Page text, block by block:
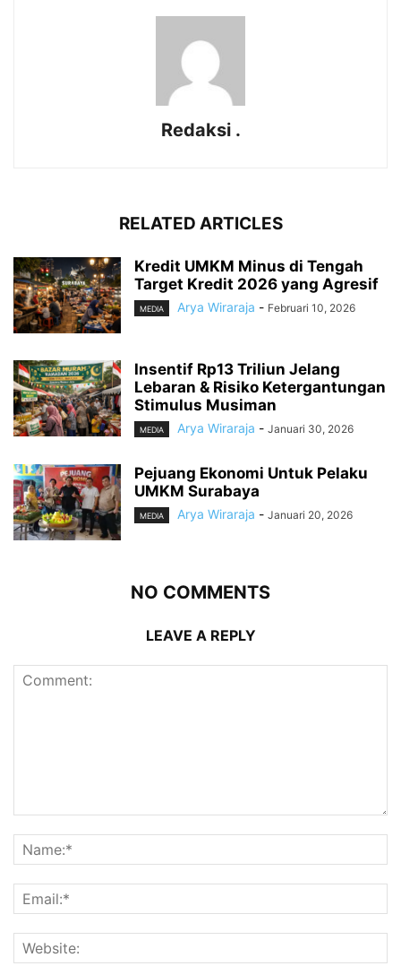
Redaksi .
RELATED ARTICLES
Kredit UMKM Minus di Tengah
Target Kredit 2026 yang Agresif
MEDIA Arya Wiraraja - Februari 10, 2026
Insentif Rp13 Triliun Jelang
Lebaran & Risiko Ketergantungan
Stimulus Musiman
MEDIA Arya Wiraraja - Januari 30, 2026
Pejuang Ekonomi Untuk Pelaku
UMKM Surabaya
MEDIA Arya Wiraraja - Januari 20, 2026
NO COMMENTS
LEAVE A REPLY